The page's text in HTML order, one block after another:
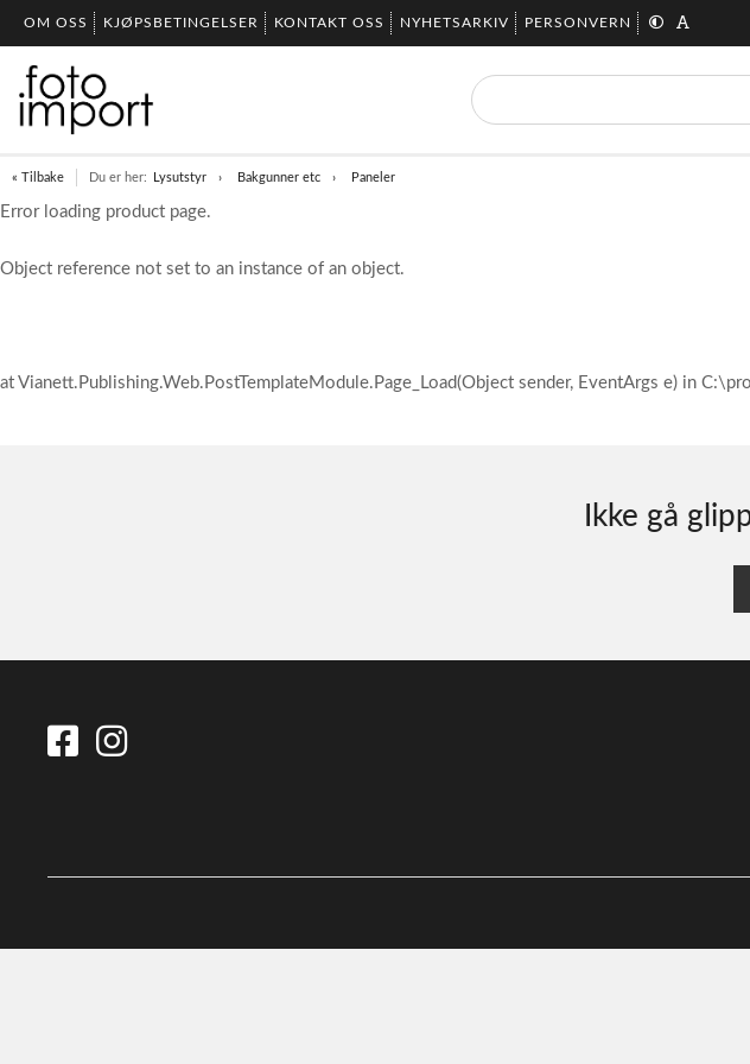
OM OSS KJØPSBETINGELSER KONTAKT OSS NYHETSARKIV PERSONVERN
« Tilbake Du er her: Lysutstyr Bakgunner etc Paneler
Error loading product page.
Object reference not set to an instance of an object.
at Vianett.Publishing.Web.PostTemplateModule.Page_Load(Object sender, EventArgs e) in
Ikke gå